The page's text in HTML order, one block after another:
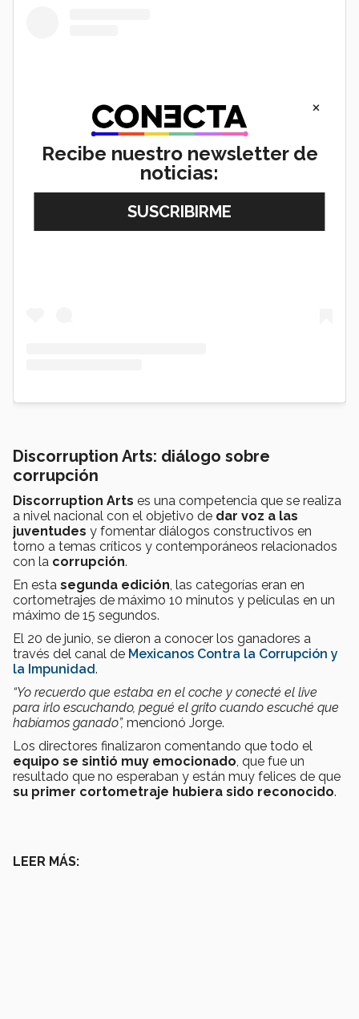
View this post on Instagram
Discorruption Arts: diálogo sobre
corrupción
Discorruption Arts es una competencia que se realiza
a nivel nacional con el objetivo de dar voz a las
juventudes y fomentar diálogos constructivos en
torno a temas críticos y contemporáneos relacionados
con la corrupción.
En esta segunda edición, las categorías eran en
cortometrajes de máximo 10 minutos y películas en un
máximo de 15 segundos.
El 20 de junio, se dieron a conocer los ganadores a
través del canal de Mexicanos Contra la Corrupción y
la Impunidad.
“Yo recuerdo que estaba en el coche y conecté el live
para irlo escuchando, pegué el grito cuando escuché que
habíamos ganado”, mencionó Jorge.
Los directores finalizaron comentando que todo el
equipo se sintió muy emocionado, que fue un
resultado que no esperaban y están muy felices de que
su primer cortometraje hubiera sido reconocido.
LEER MÁS:
×
Recibe nuestro newsletter de
noticias: